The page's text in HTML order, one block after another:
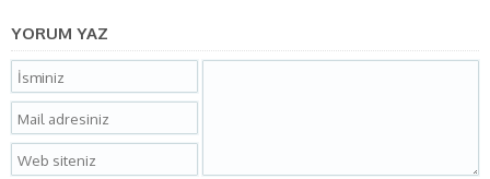
YORUM YAZ